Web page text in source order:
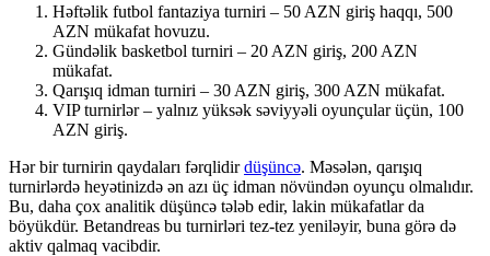
Həftəlik futbol fantaziya turniri – 50 AZN giriş haqqı, 500
AZN mükafat hovuzu.
Gündəlik basketbol turniri – 20 AZN giriş, 200 AZN
mükafat.
Qarışıq idman turniri – 30 AZN giriş, 300 AZN mükafat.
VIP turnirlər – yalnız yüksək səviyyəli oyunçular üçün, 100
AZN giriş.
Hər bir turnirin qaydaları fərqlidirdüşüncə. Məsələn, qarışıq
turnirlərdə heyətinizdə ən azı üç idman növündən oyunçu olmalıdır.
Bu, daha çox analitik düşüncə tələb edir, lakin mükafatlar da
böyükdür. Betandreas bu turnirləri tez-tez yeniləyir, buna görə də
aktiv qalmaq vacibdir.